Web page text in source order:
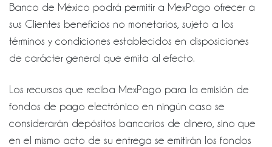
Banco de México podrá permitir a MexPago ofrecer a
sus Clientes beneficios no monetarios, sujeto a los
términos y condiciones establecidos en disposiciones
de carácter general que emita al efecto.
Los recursos que reciba MexPago para la emisión de
fondos de pago electrónico en ningún caso se
considerarán depósitos bancarios de dinero, sino que
en el mismo acto de su entrega se emitirán los fondos